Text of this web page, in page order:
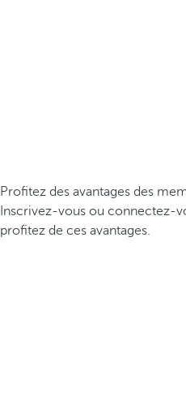
Profitez des avantages des
Inscrivez-vous ou connectez-
profitez de ces avantages.